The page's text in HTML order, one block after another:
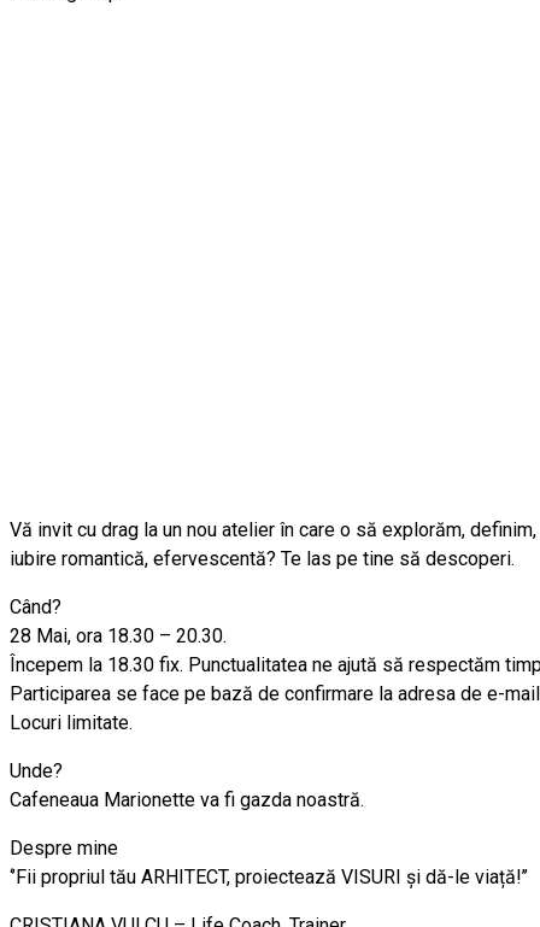
Vă invit cu drag la un nou atelier în care o să explorăm,
iubire romantică, efervescentă? Te las pe tine să descoperi.
Când?
28 Mai, ora 18.30 – 20.30.
Începem la 18.30 fix. Punctualitatea ne ajută să respectăm
Participarea se face pe bază de confirmare la adresa de e-
Locuri limitate.
Unde?
Cafeneaua Marionette va fi gazda noastră.
Despre mine
‘’Fii propriul tău ARHITECT, proiectează VISURI și dă-le viață!’’